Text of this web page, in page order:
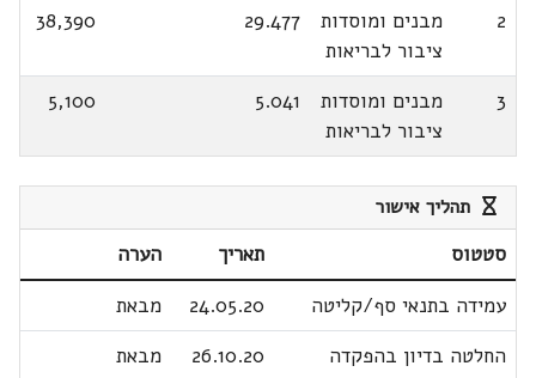
2
מבנים ומוסדות
ציבור לבריאות
29.477
38,390
3
מבנים ומוסדות
ציבור לבריאות
5.041
5,100
תהליך אישור
סטטוס תאריך
הערה
עמידה בתנאי סף/קליטה
24.05.20
מבאת
החלטה בדיון בהפקדה
26.10.20
מבאת